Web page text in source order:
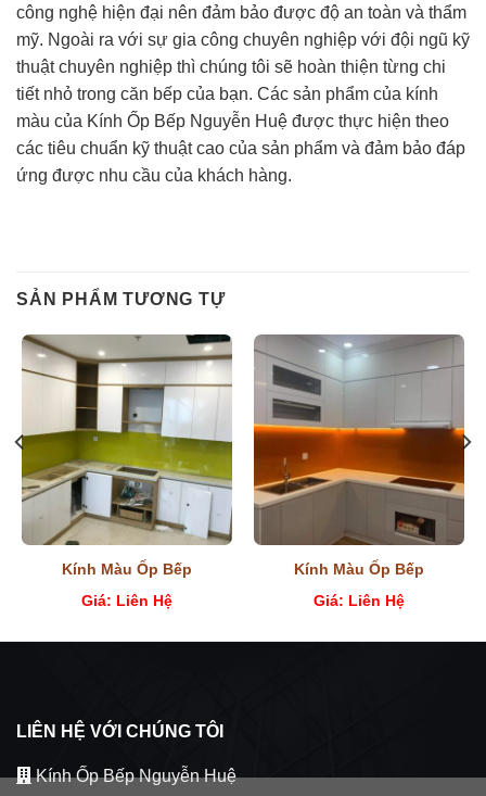
công nghệ hiện đại nên đảm bảo được độ an toàn và thẩm
mỹ. Ngoài ra với sự gia công chuyên nghiệp với đội ngũ kỹ
thuật chuyên nghiệp thì chúng tôi sẽ hoàn thiện từng chi
tiết nhỏ trong căn bếp của bạn. Các sản phẩm của kính
màu của Kính Ốp Bếp Nguyễn Huệ được thực hiện theo
các tiêu chuẩn kỹ thuật cao của sản phẩm và đảm bảo đáp
ứng được nhu cầu của khách hàng.
SẢN PHẨM TƯƠNG TỰ
Kính Màu Ốp Bếp
Giá: Liên Hệ
Kính Màu Ốp Bếp
Giá: Liên Hệ
LIÊN HỆ VỚI CHÚNG TÔI
Kính Ốp Bếp Nguyễn Huệ